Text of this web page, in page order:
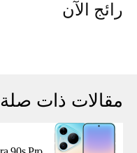
رائج الآن
مقالات ذات صلة